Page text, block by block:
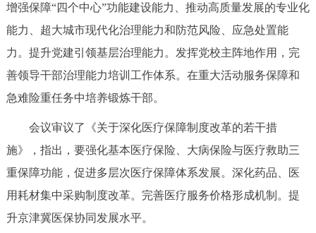
ITALIANO
增强保障“四个中心”功能建设能力、推动高质量发展的专业化
能力、超大城市现代化治理能力和防范风险、应急处置能
力。提升党建引领基层治理能力。发挥党校主阵地作用，完
善领导干部治理能力培训工作体系。在重大活动服务保障和
急难险重任务中培养锻炼干部。
会议审议了《关于深化医疗保障制度改革的若干措
施》，指出，要强化基本医疗保险、大病保险与医疗救助三
重保障功能，促进多层次医疗保障体系发展。深化药品、医
用耗材集中采购制度改革。完善医疗服务价格形成机制。提
升京津冀医保协同发展水平。